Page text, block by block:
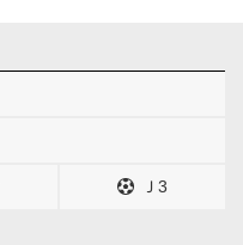
Ｊ3